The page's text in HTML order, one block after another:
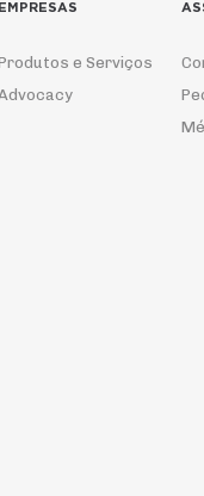
EMPRESAS
e Serviços